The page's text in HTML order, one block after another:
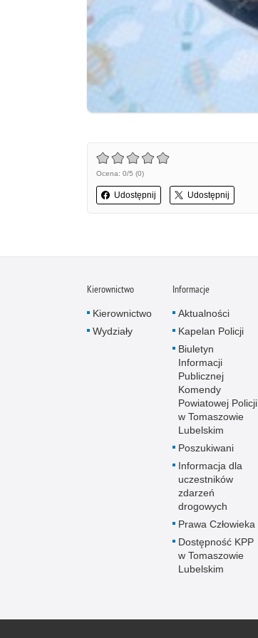
Ocena: 0/5 (0)
Udostępnij Udostępnij
Kierownictwo
Kierownictwo
Wydziały
Informacje
Aktualności
Kapelan Policji
Biuletyn
Informacji
Publicznej
Komendy
Powiatowej Policji
w Tomaszowie
Lubelskim
Poszukiwani
Informacja dla
uczestników
zdarzeń
drogowych
Prawa Człowieka
Dostępność KPP
w Tomaszowie
Lubelskim